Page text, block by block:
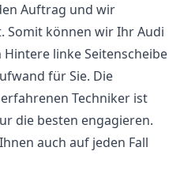
Auftrag und wir
Somit können wir Ihr Audi
linke Seitenscheibe
für Sie. Die
Techniker ist
die besten engagieren.
auch auf jeden Fall